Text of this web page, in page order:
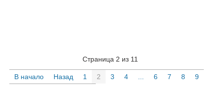
Страница 2 из 11
В начало Назад 1 2 3 4 6 7 8
9